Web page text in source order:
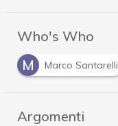
Who's Who
M
Marco Santarelli
Argomenti